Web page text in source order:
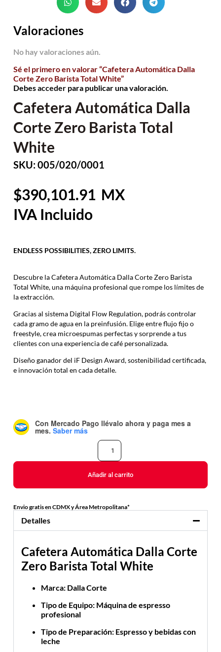
Valoraciones
No hay valoraciones aún.
Sé el primero en valorar “Cafetera Automática Dalla
Corte Zero Barista Total White”
Debesaccederpara publicar una valoración.
Cafetera Automática Dalla
Corte Zero Barista Total
White
SKU: 005/020/0001
390,101.91
ENDLESS POSSIBILITIES, ZERO LIMITS.
Descubre la Cafetera Automática Dalla Corte Zero Barista
Total White, una máquina profesional que rompe los límites de
la extracción.
Gracias al sistema Digital Flow Regulation, podrás controlar
cada gramo de agua en la preinfusión. Elige entre flujo fijo o
freestyle, crea microespumas perfectas y sorprende a tus
clientes con una experiencia de café personalizada.
Diseño ganador del iF Design Award, sostenibilidad certificada,
e innovación total en cada detalle.
Con Mercado Pago llévalo ahora y paga mes a
mes. Saber más
Añadir al carrito
Envio gratis en CDMX y Área Metropolitana*
Detalles
Cafetera Automática Dalla Corte
Zero Barista Total White
Marca: Dalla Corte
Tipo de Equipo: Máquina de espresso
profesional
Tipo de Preparación: Espresso y bebidas con
leche